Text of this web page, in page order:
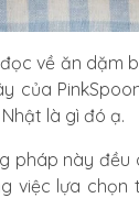
về ăn dặm
của
là gì đó ạ.
pháp này đều
việc lựa chọn